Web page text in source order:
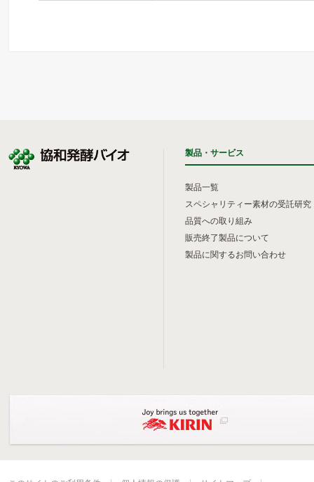
製品・サービス
製品一覧
スペシャリティー素材の受託研究
品質への取り組み
販売終了製品について
製品に関するお問い合わせ